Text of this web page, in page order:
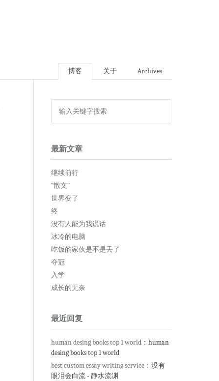
博客 关于 Archives
最新文章
继续前行
“散文”
世界变了
终
没有人能为我说话
冰冷的电脑
吃饭的家伙是不是丢了
夺冠
入学
成长的无奈
最近回复
human desing books top 1 world ：human
desing books top 1 world
best custom essay writing service ：没有
眼泪会白流 - 静水流渊